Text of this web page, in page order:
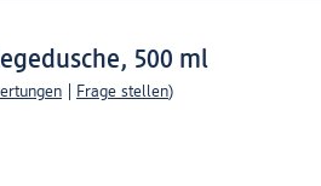
500 ml
Frage stellen)